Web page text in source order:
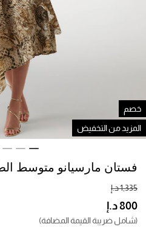
من التخفيض
فستان مارسيانو متوسط
(شامل ضريبة القيمة المضافة)